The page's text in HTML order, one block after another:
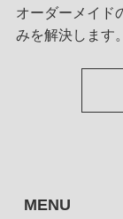
オーダーメイド
みを解決します。
MENU